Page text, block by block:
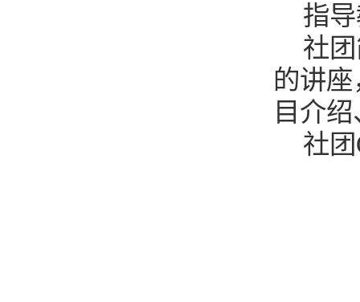
指
社
的讲
目介
社